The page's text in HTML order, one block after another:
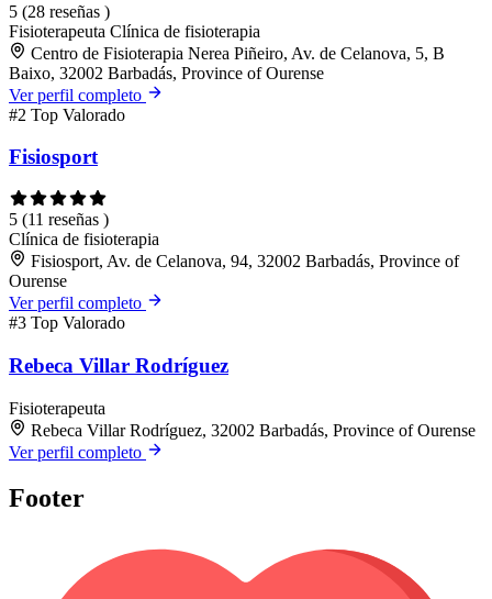
5 (28 reseñas )
Fisioterapeuta Clínica de fisioterapia
Centro de Fisioterapia Nerea Piñeiro, Av. de Celanova, 5, B
Baixo, 32002 Barbadás, Province of Ourense
Ver perfil completo
#2 Top Valorado
Fisiosport
5 (11 reseñas )
Clínica de fisioterapia
Fisiosport, Av. de Celanova, 94, 32002 Barbadás, Province of
Ourense
Ver perfil completo
#3 Top Valorado
Rebeca Villar Rodríguez
Fisioterapeuta
Rebeca Villar Rodríguez, 32002 Barbadás, Province of Ourense
Ver perfil completo
Footer